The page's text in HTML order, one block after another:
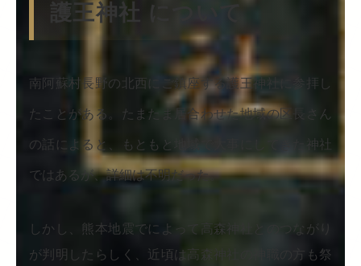
護王神社 について
南阿蘇村長野の北西にご鎮座する護王神社に参拝し
たことがある。たまたま居合わせた地域の区長さん
の話によると、もともと地域で大事にしてきた神社
ではあるが、詳細は不明だった。
しかし、熊本地震でによって高森神社とのつながり
が判明したらしく、近頃は高森神社の神職の方も祭